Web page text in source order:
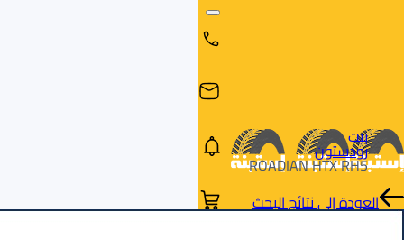
بيت
رودستون
ROADIAN HTX RH5
العودة إلى نتائج البحث